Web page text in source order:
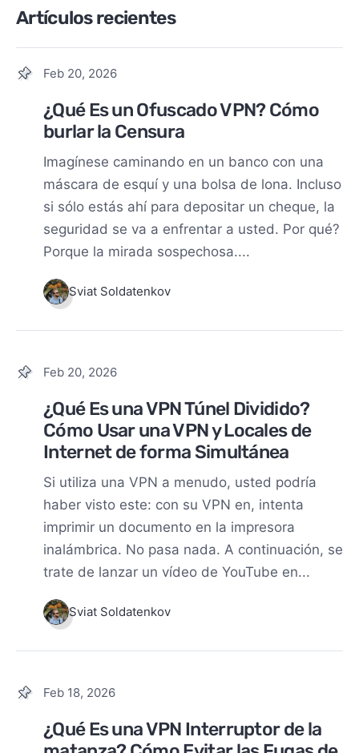
Artículos recientes
Feb 20, 2026
¿Qué Es un Ofuscado VPN? Cómo
burlar la Censura
Imagínese caminando en un banco con una
máscara de esquí y una bolsa de lona. Incluso
si sólo estás ahí para depositar un cheque, la
seguridad se va a enfrentar a usted. Por qué?
Porque la mirada sospechosa....
Sviat Soldatenkov
Feb 20, 2026
¿Qué Es una VPN Túnel Dividido?
Cómo Usar una VPN y Locales de
Internet de forma Simultánea
Si utiliza una VPN a menudo, usted podría
haber visto este: con su VPN en, intenta
imprimir un documento en la impresora
inalámbrica. No pasa nada. A continuación, se
trate de lanzar un vídeo de YouTube en...
Sviat Soldatenkov
Feb 18, 2026
¿Qué Es una VPN Interruptor de la